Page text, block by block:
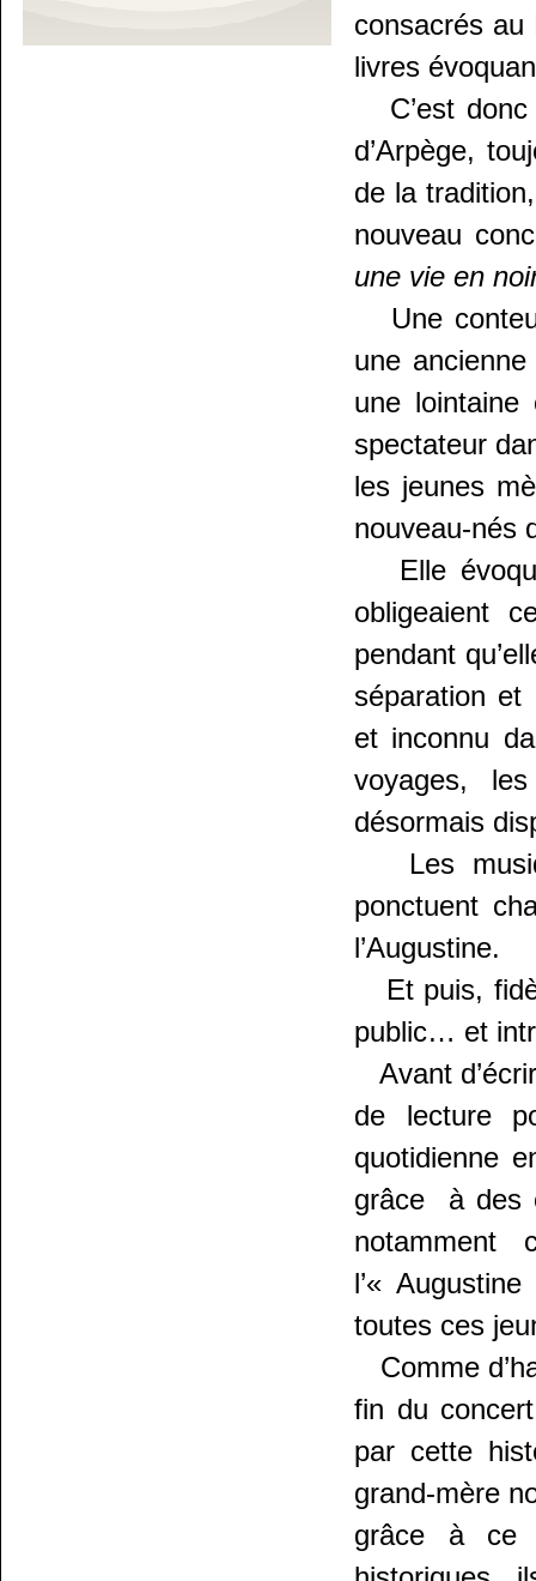
consacrés au
livres
C’est donc
d’Arpège,
de la
nouveau
une vie en
Une
une
une
spectateur
les jeunes
nouveau-nés
Elle
obligeaient
pendant
séparation et
et inconnu
voyages,
désormais
Les
ponctuent
l’Augustine.
Et puis,
public… et
Avant
de lecture
quotidienne
grâce à des
l’«
toutes ces
Comme
fin du
par cette
grand-mère
grâce à ce